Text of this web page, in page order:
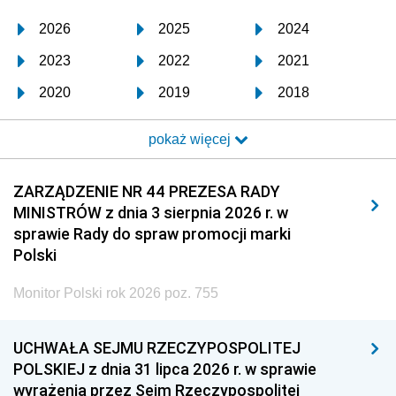
2026 2025 2024
2023 2022 2021
2020 2019 2018
2017 2016 2015
2014 2013 2012
2011 2010 2009
2008 2007 2006
2005
1996 1995 1994
1993 1992 1991
pokaż więcej
ZARZĄDZENIE NR 44 PREZESA RADY
MINISTRÓW z dnia 3 sierpnia 2026 r. w
sprawie Rady do spraw promocji marki
Polski
Monitor Polski rok 2026 poz. 755
UCHWAŁA SEJMU RZECZYPOSPOLITEJ
POLSKIEJ z dnia 31 lipca 2026 r. w sprawie
wyrażenia przez Sejm Rzeczypospolitej